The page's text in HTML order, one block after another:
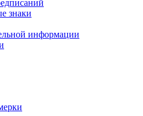
знаки
информации